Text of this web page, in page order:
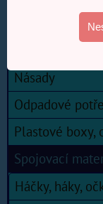
Násady
Odpadové
Plastové boxy,
Spojovací
Háčky, háky,